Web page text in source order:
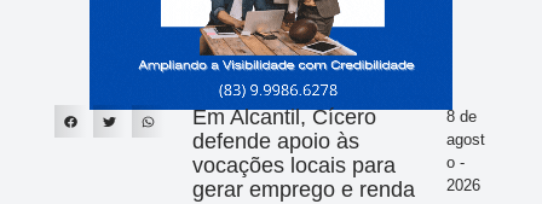
Em Alcantil, Cícero
defende apoio às
vocações locais para
gerar emprego e renda
8 de
agost
o -
2026